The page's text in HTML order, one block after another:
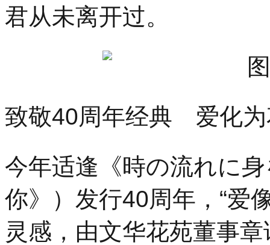
君从未离开过。
致敬40周年经典 爱化为
今年适逢《時の流れに
你》）发行40周年，“爱
灵感，由文华花苑董事